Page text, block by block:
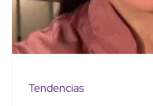
Tendencias